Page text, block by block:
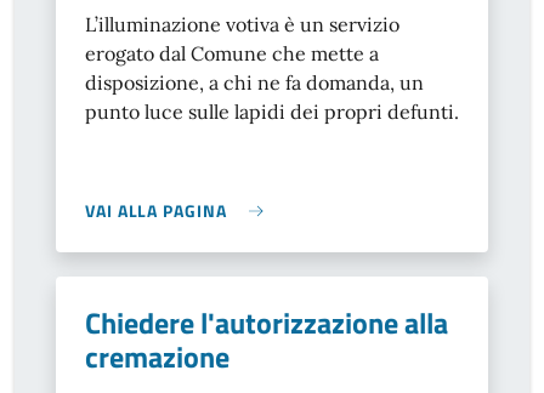
L’illuminazione votiva è un servizio
erogato dal Comune che mette a
disposizione, a chi ne fa domanda, un
punto luce sulle lapidi dei propri defunti.
VAI ALLA PAGINA
Chiedere l'autorizzazione alla
cremazione